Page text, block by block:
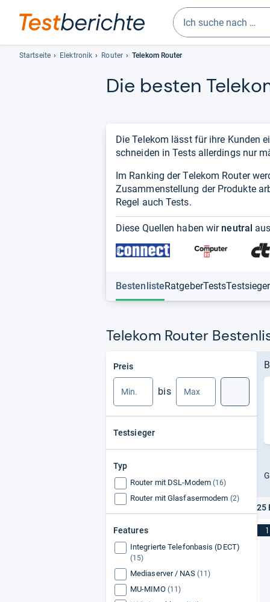
Geben
Sie
drei
Zeichen
erscheinen
automatisch
lassen
sich
mit
den
Pfeiltasten
Startseite Elektronik Router Telekom Router
Die bes­ten
Die Telekom lässt für ihre Kunden
schneiden in Tests allerdings nur
Im Ranking der Telekom Router
Zusammenstellung der Produkte
Regel auch Tests.
Diese Quellen haben wir neutral
BestenlisteRatgeberTestsTestsieger
Telekom Router
Preis
bis
Testsieger
Typ
Router mit DSL-Modem (16)
Router mit Glasfasermodem (2)
Features
Integrierte Telefonbasis (DECT)
(15)
Mediaserver / NAS (11)
MU-MIMO (11)
25
1